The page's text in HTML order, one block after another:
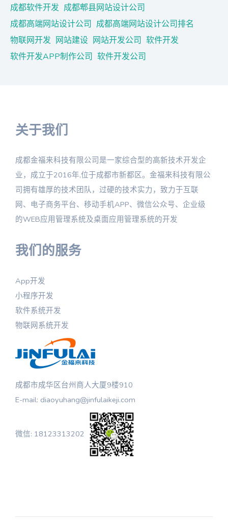
成都软件开发 成都郫县网站设计公司
成都高端网站设计公司 成都高端网站设计公司排名
物联网开发 网站建设 网站开发公司 软件开发
软件开发APP制作公司 软件开发公司
关于我们
成都金福来科技有限公司是一家综合型的高新技术开发企
业，成立于2016年,位于成都市新都区。金福来科技有限公
司拥有雄厚的技术团队，过硬的技术实力，致力于互联
网、电子商务平台、移动手机APP、微信公众号、企业级
的WEB应用管理系统及桌面应用管理系统的开发
我们的服务
App开发
小程序开发
软件系统开发
物联网系统开发
成都市成华区台州商人大厦9楼910
E-mail: diaoyuhang@jinfulaikeji.com
微信: 18123313202